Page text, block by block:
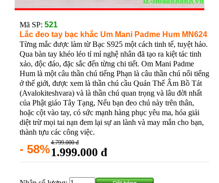
Mã SP: 521
Lắc đeo tay bạc khắc Um Mani Padme Hum MN624
Từng mắc được làm từ Bạc S925 một cách tinh tế, tuyệt hảo.
Qua bàn tay khéo léo tỉ mỉ nghệ nhân đã tạo ra kiệt tác tinh
xảo, độc đáo, đặc sắc đến từng chi tiết. Om Mani Padme
Hum là một câu thần chú tiếng Phạn là câu thần chú nổi tiếng
ở thế giới, được xem là thần chú cầu Quán Thế Âm Bồ Tát
(Avalokiteshvara) và là thần chú quan trọng và lâu đời nhất
của Phật giáo Tây Tạng, Nếu bạn đeo chú này trên thân,
hoặc cột vào tay, có sức mạnh hàng phục yêu ma, hóa giải
diệt trừ mọi tai nạn đem lại sự an lành và may mắn cho bạn,
thành tựu các công việc.
- 58%4.799.000 đ
1.999.000 đ